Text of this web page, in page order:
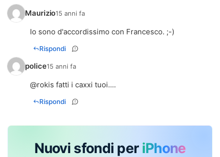
Maurizio15 anni fa
Io sono d'accordissimo con Francesco. ;-)
Rispondi
police15 anni fa
@rokis fatti i caxxi tuoi....
Rispondi
Nuovi sfondi per iPhone